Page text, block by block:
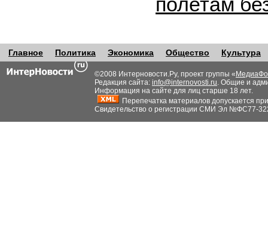
Главное Политика Экономика Общество Культура
©2008 Интерновости.Ру, проект группы «
Редакция сайта: info@internovosti.ru. Общие и
Информация на сайте для лиц старше 18 лет.
Перепечатка материалов допускается
Свидетельство о регистрации СМИ Эл №ФС77-